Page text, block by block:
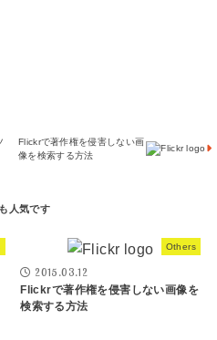
Flickrで著作権を侵害しない画
像を検索する方法
Others
2015.03.12
Flickrで著作権を侵害しない画像を
検索する方法